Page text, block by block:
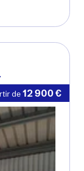
de 12 900 €